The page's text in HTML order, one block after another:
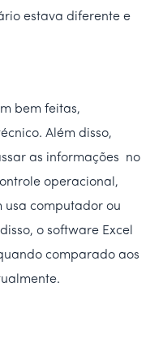
estava diferente e
bem feitas,
Além disso,
as informações no
operacional,
usa computador ou
o software Excel
comparado aos